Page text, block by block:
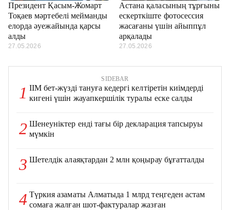
Президент Қасым-Жомарт
Тоқаев мәртебелі мейманды
елорда әуежайында қарсы
алды
27.05.2026
Астана қаласының тұрғыны
ескерткіште фотосессия
жасағаны үшін айыппұл
арқалады
27.05.2026
SIDEBAR
1 ІІМ бет-жүзді тануға кедергі келтіретін киімдерді
кигені үшін жауапкершілік туралы еске салды
2 Шенеуніктер енді тағы бір декларация тапсыруы
мүмкін
3 Шетелдік алаяқтардан 2 млн қоңырау бұғатталды
4 Түркия азаматы Алматыда 1 млрд теңгеден астам
сомаға жалған шот-фактуралар жазған